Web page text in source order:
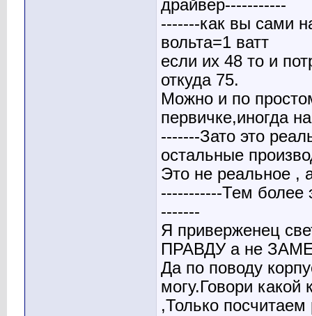
драйвер-----------
-------как вы сами
вольта=1 ватт
если их 48 то и
откуда 75.
Можно и по
первичке,иногда
-------Зато это
остальные
Это не реальное ,
-----------Тем более
-------
Я приверженец
ПРАВДУ а не
Да по поводу
могу.Говори какой
,Только